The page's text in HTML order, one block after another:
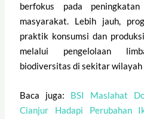
berfokus pada
masyarakat. Lebih jauh,
praktik konsumsi dan
melalui pengelolaan
biodiversitas di sekitar wilayah
Baca juga: BSI Maslahat
Cianjur Hadapi Perubahan